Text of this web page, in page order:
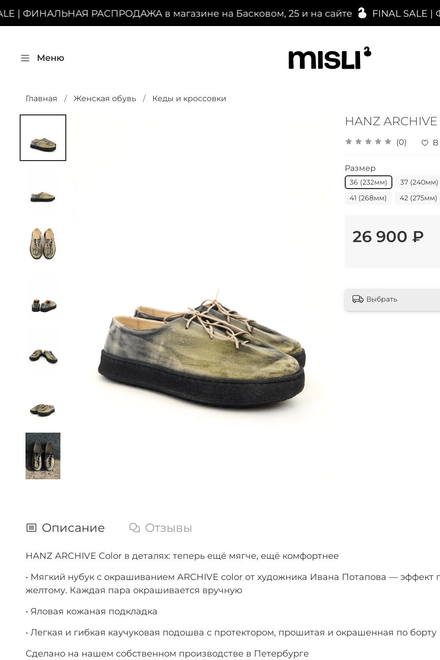
| ФИНАЛЬНАЯ РАСПРОДАЖА в магазине на Басковом, 25 и на сайте FINAL SALE
Меню
Главная Женская обувь Кеды и кроссовки
HANZ
(0)
Размер
36 (232мм) 37 (240мм)
41 (268мм)
42 (275мм)
26 900 ₽
Выбрать
Описание Отзывы
HANZ ARCHIVE Color в деталях: теперь ещё мягче, ещё комфортнее
• Мягкий нубук с окрашиванием ARCHIVE color от художника Ивана Потапова — эффект
желтому. Каждая пара окрашивается вручную
• Яловая кожаная подкладка
• Легкая и гибкая каучуковая подошва с протектором, прошитая и окрашенная по борту
Сделано на нашем собственном производстве в Петербурге